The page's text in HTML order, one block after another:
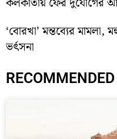
‘বোরখা’ মন্তব্যের মামলা,
ভর্ৎসনা